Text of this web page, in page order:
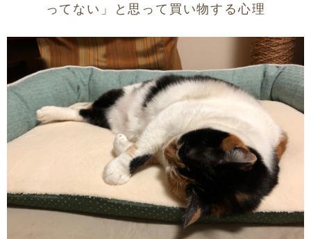
ってない」と思って買い物する心理